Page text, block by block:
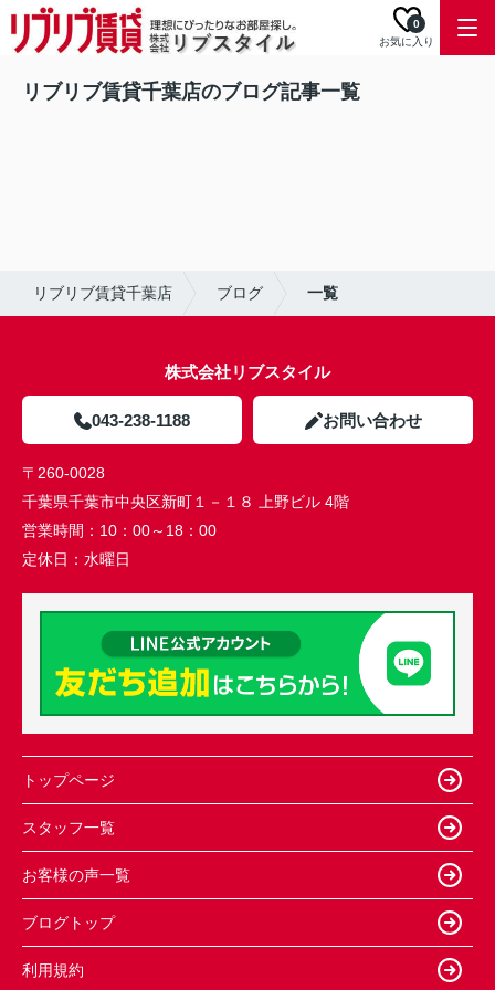
お気に入り
0
リブリブ賃貸千葉店のブログ記事一覧
リブリブ賃貸千葉店 ブログ 一覧
株式会社リブスタイル
043-238-1188 お問い合わせ
〒260-0028
千葉県千葉市中央区新町１－１８ 上野ビル 4階
営業時間： 10：00～18：00
定休日： 水曜日
トップページ
スタッフ一覧
お客様の声一覧
ブログトップ
利用規約